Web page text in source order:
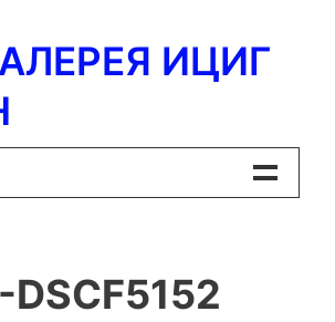
ИЦИГ
ИЦиГ СО РАН
DSCF5152